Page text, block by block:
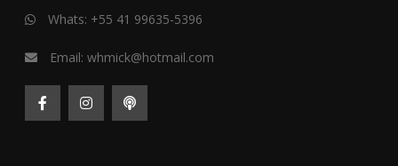
Whats: +55 41 99635-5396
Email: whmick@hotmail.com